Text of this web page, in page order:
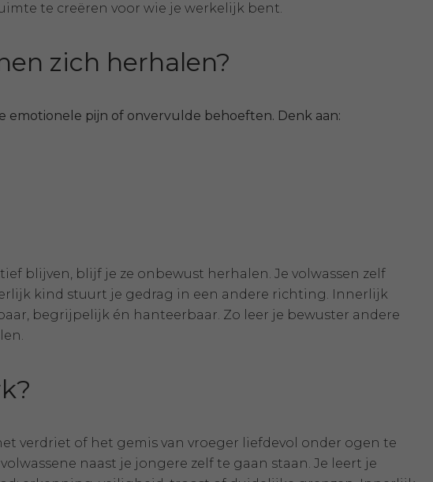
te creëren voor wie je werkelijk bent.
zich herhalen?
pijn of onvervulde behoeften. Denk aan:
blijven, blijf je ze onbewust herhalen. Je volwassen zelf
kind stuurt je gedrag in een andere richting. Innerlijk
begrijpelijk én hanteerbaar. Zo leer je bewuster andere
verdriet of het gemis van vroeger liefdevol onder ogen te
naast je jongere zelf te gaan staan. Je leert je